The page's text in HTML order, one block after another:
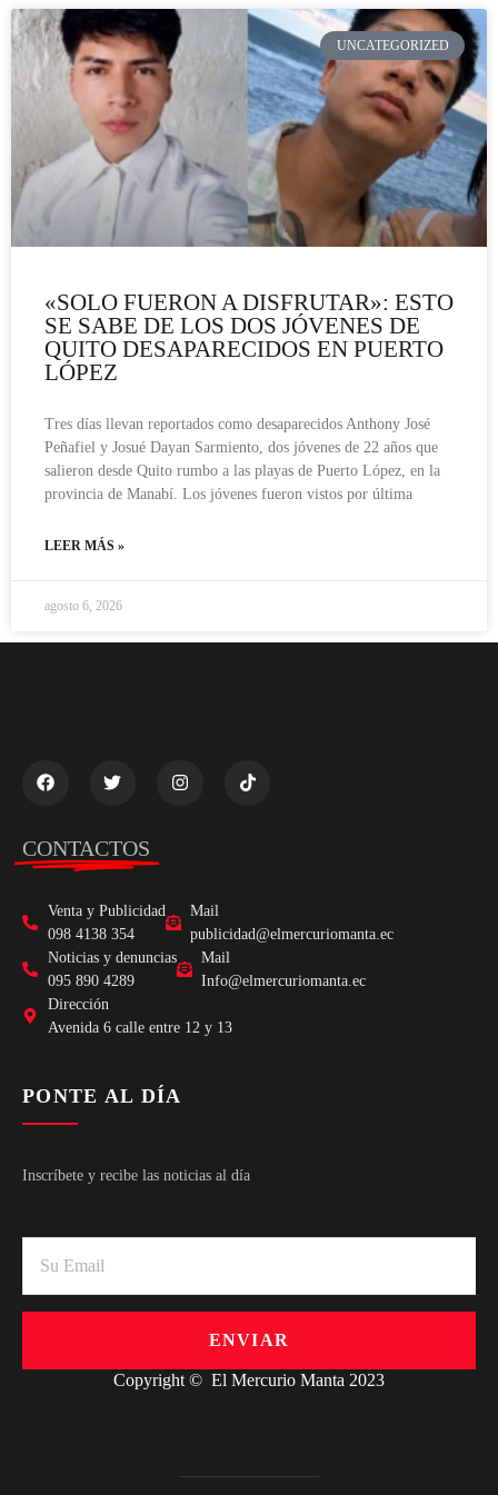
UNCATEGORIZED
«SOLO FUERON A DISFRUTAR»: ESTO
SE SABE DE LOS DOS JÓVENES DE
QUITO DESAPARECIDOS EN PUERTO
LÓPEZ
Tres días llevan reportados como desaparecidos Anthony José
Peñafiel y Josué Dayan Sarmiento, dos jóvenes de 22 años que
salieron desde Quito rumbo a las playas de Puerto López, en la
provincia de Manabí. Los jóvenes fueron vistos por última
LEER MÁS »
agosto 6, 2026
CONTACTOS
Venta y Publicidad
098 4138 354
Mail
publicidad@elmercuriomanta.ec
Noticias y denuncias
095 890 4289
Mail
Info@elmercuriomanta.ec
Dirección
Avenida 6 calle entre 12 y 13
PONTE AL DÍA
Inscríbete y recibe las noticias al día
ENVIAR
Copyright © El Mercurio Manta 2023